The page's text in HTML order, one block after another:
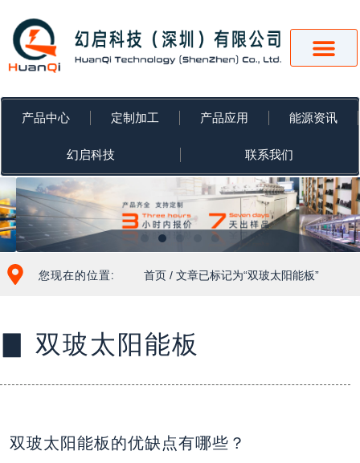
容
产品中心 定制加工 产品应用 能源资讯
幻启科技 联系我们
您现在的位置: 首页 / 文章已标记为“双玻太阳能板”
▊ 双玻太阳能板
双玻太阳能板的优缺点有哪些？